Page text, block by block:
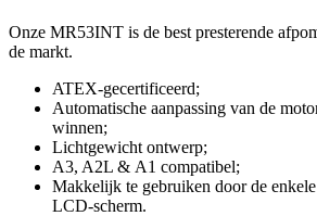
Onze MR53INT is de best presterende
de markt.
ATEX-gecertificeerd;
Automatische aanpassing van de
winnen;
Lichtgewicht ontwerp;
A3, A2L & A1 compatibel;
Makkelijk te gebruiken door de
LCD-scherm.